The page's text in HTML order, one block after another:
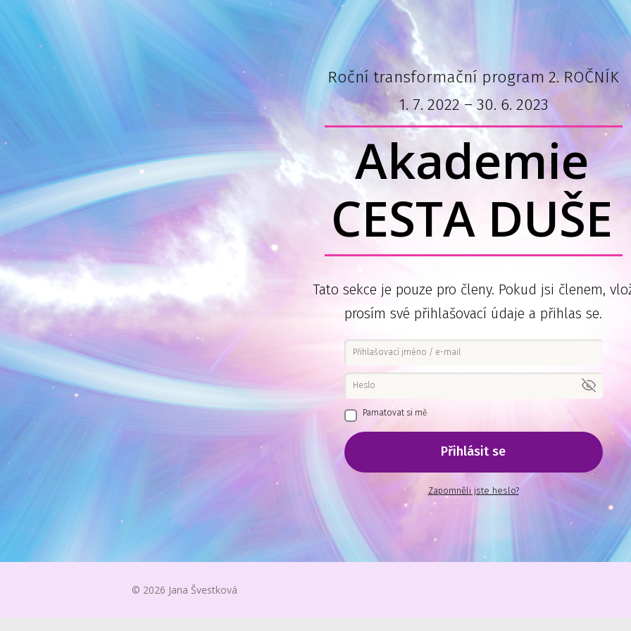
Roční transformační program 2. ROČNÍK
1. 7. 2022 – 30. 6. 2023
Akademie
CESTA DUŠE
Tato sekce je pouze pro členy. Pokud jsi členem,
prosím své přihlašovací údaje a přihlas se.
Pamatovat si mě
Přihlásit se
Zapomněli jste heslo?
© 2026 Jana Švestková